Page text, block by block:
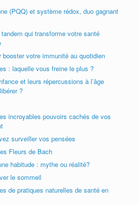
(PQQ) et système rédox, duo gagnant
qui transforme votre santé
votre immunité au quotidien
: laquelle vous freine le plus ?
et leurs répercussions à l’âge
?
incroyables pouvoirs cachés de vos
surveiller vos pensées
Fleurs de Bach
habitude : mythe ou réalité?
le sommeil
de pratiques naturelles de santé en